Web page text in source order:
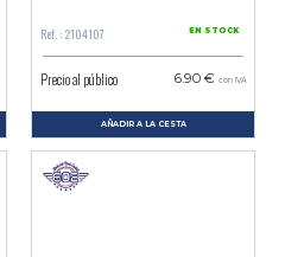
Ref. : 2104107 EN STOCK
Precio al público 6.90 € con IVA
AÑADIR A LA CESTA